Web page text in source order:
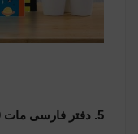
5. دفتر فارسی مات 100 برگ